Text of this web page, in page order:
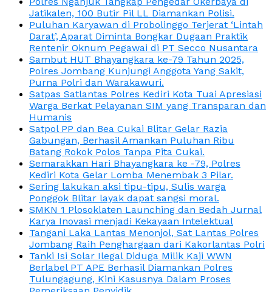
Jatikalen, 100 Butir Pil LL Diamankan Polisi.
Puluhan Karyawan di Probolinggo Terjerat ‘Lintah
Darat’, Aparat Diminta Bongkar Dugaan Praktik
Rentenir Oknum Pegawai di PT Secco Nusantara
Sambut HUT Bhayangkara ke-79 Tahun 2025,
Polres Jombang Kunjungi Anggota Yang Sakit,
Purna Polri dan Warakawuri.
Satpas Satlantas Polres Kediri Kota Tuai Apresiasi
Warga Berkat Pelayanan SIM yang Transparan dan
Humanis
Satpol PP dan Bea Cukai Blitar Gelar Razia
Gabungan, Berhasil Amankan Puluhan Ribu
Batang Rokok Polos Tanpa Pita Cukai.
Semarakkan Hari Bhayangkara ke -79, Polres
Kediri Kota Gelar Lomba Menembak 3 Pilar.
Sering lakukan aksi tipu-tipu, Sulis warga
Ponggok Blitar layak dapat sangsi moral.
SMKN 1 Plosoklaten Launching dan Bedah Jurnal
Karya Inovasi menjadi Kekayaan Intelektual
Tangani Laka Lantas Menonjol, Sat Lantas Polres
Jombang Raih Penghargaan dari Kakorlantas Polri
Tanki Isi Solar Ilegal Diduga Milik Kaji WWN
Berlabel PT APE Berhasil Diamankan Polres
Tulungagung, Kini Kasusnya Dalam Proses